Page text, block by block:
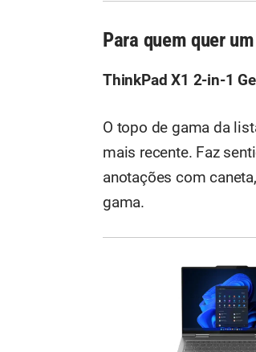
Para quem quer
ThinkPad X1 2-in-1
O topo de gama da
mais recente. Faz
anotações com
gama.